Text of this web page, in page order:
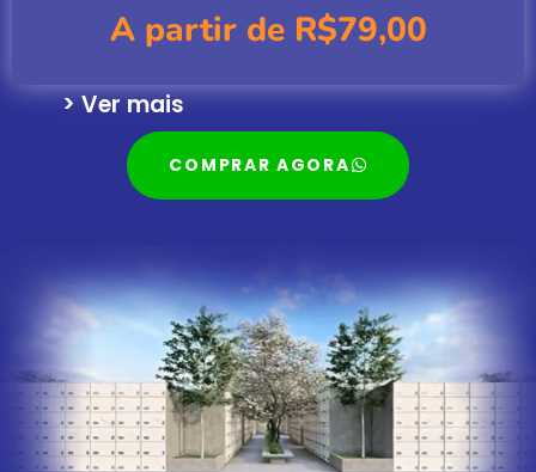
A partir de R$79,00
> Ver mais
COMPRAR AGORA